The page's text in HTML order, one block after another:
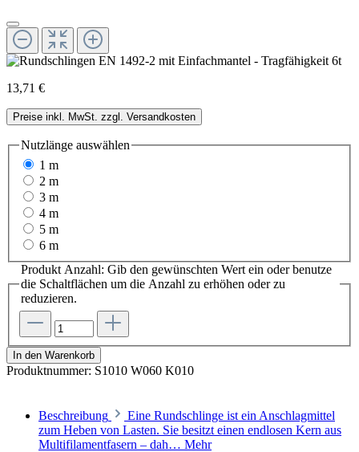
13,71 €
Preise inkl. MwSt. zzgl. Versandkosten
Nutzlänge auswählen
1 m
2 m
3 m
4 m
5 m
6 m
Produkt Anzahl: Gib den gewünschten Wert ein oder benutze
die Schaltflächen um die Anzahl zu erhöhen oder zu
reduzieren.
In den Warenkorb
Produktnummer: S1010 W060 K010
Beschreibung
Eine Rundschlinge ist ein Anschlagmittel
zum Heben von Lasten. Sie besitzt einen endlosen Kern aus
Multifilamentfasern – dah… Mehr